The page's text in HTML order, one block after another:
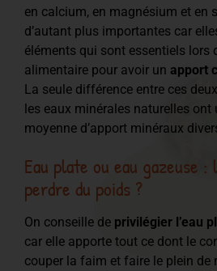
en calcium, en magnésium et en
d’autant plus importantes car
éléments qui sont essentiels lors
alimentaire pour avoir un apport
La seule différence entre ces
les eaux minérales naturelles ont
moyenne d’apport minéraux
Eau plate ou eau gazeuse
perdre du poids ?
On conseille de privilégier l’eau
car elle apporte tout ce dont le
couper la faim et faire le plein de